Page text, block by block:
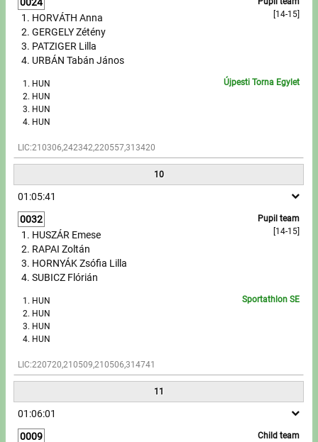
[14-15]
HORVÁTH Anna
GERGELY Zétény
PATZIGER Lilla
URBÁN Tabán János
HUN
HUN
HUN
HUN
LIC:210306,242342,220557,313420
Újpesti Torna Egylet
10
01:05:41
0032
Pupil team
[14-15]
HUSZÁR Emese
RAPAI Zoltán
HORNYÁK Zsófia Lilla
SUBICZ Flórián
HUN
HUN
HUN
HUN
LIC:220720,210509,210506,314741
Sportathlon SE
11
01:06:01
0009
Child team